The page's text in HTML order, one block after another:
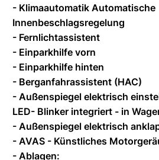
- Klimaautomatik Automatische
Innenbeschlagsregelung
- Fernlichtassistent
- Einparkhilfe vorn
- Einparkhilfe hinten
- Berganfahrassistent (HAC)
- Außenspiegel elektrisch
LED- Blinker integriert - in
- Außenspiegel elektrisch
- AVAS - Künstliches
- Ablagen: